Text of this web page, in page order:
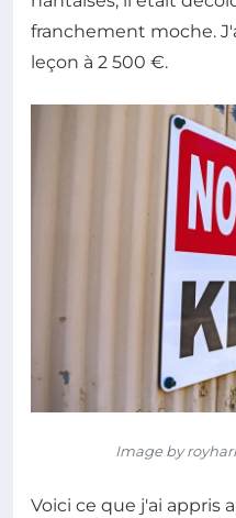
franchement moche.
leçon à 2 500 €.
Image by
Voici ce que j'ai appris